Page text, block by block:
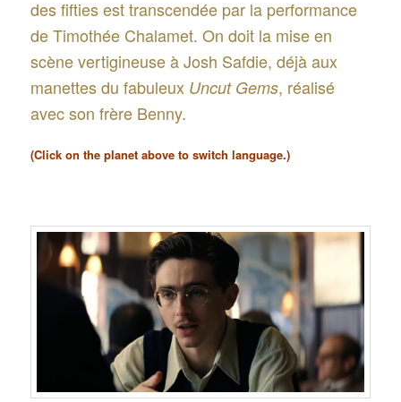
des fifties est transcendée par la performance
de Timothée Chalamet. On doit la mise en
scène vertigineuse à Josh Safdie, déjà aux
manettes du fabuleux Uncut Gems, réalisé
avec son frère Benny.
(Click on the planet above to switch language.)